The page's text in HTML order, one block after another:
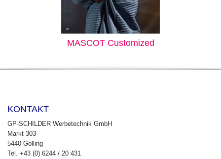
MASCOT Customized
KONTAKT
GP-SCHILDER Werbetechnik GmbH
Markt 303
5440 Golling
Tel. +43 (0) 6244 / 20 431